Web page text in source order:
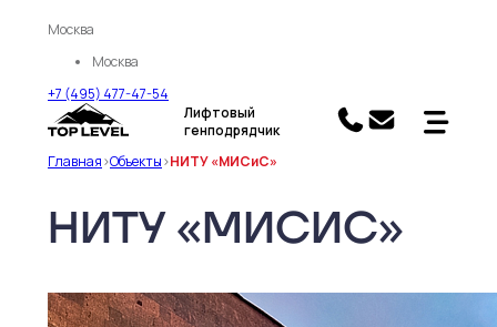
Москва
Москва
+7 (495) 477-47-54
Лифтовый
генподрядчик
Главная>Объекты>НИТУ «МИСиС»
НИТУ «МИСИС»